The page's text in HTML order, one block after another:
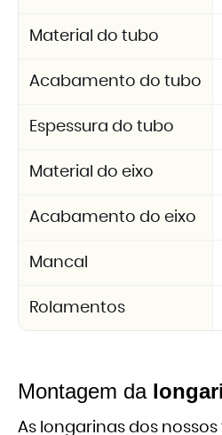
Material do tubo
Acabamento do tubo
Espessura do tubo
Material do eixo
Acabamento do eixo
Mancal
Rolamentos
Montagem da
As longarinas dos